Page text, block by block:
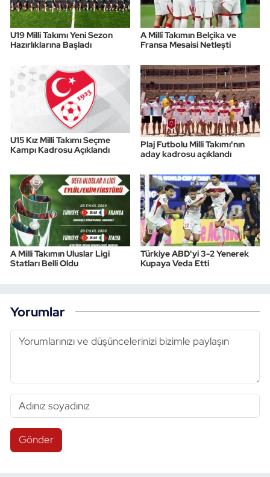
U19 Milli Takımı Yeni Sezon
Hazırlıklarına Başladı
A Millî Takımın Belçika ve
Fransa Mesaisi Netleşti
U15 Kız Milli Takımı Seçme
Kampı Kadrosu Açıklandı
Plaj Futbolu Milli Takımı'nın
aday kadrosu açıklandı
A Milli Takımın Uluslar Ligi
Statları Belli Oldu
Türkiye ABD'yi 3-2 Yenerek
Kupaya Veda Etti
Yorumlar
Gönder